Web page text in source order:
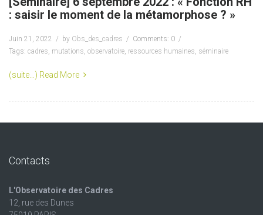
: saisir le moment de la métamorphose ? »
Juin 21, 2022 by Obs_des_cadres
Comments: 0
Tags: cadres, mutations, observatoire, ressources humaines, séminaire
(suite…) Read More
Contacts
L'Observatoire des Cadres
12, rue des Dunes